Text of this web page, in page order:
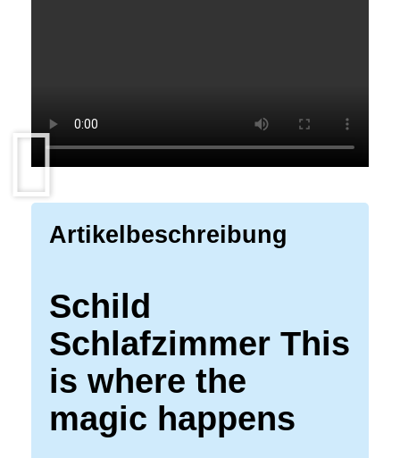
Artikelbeschreibung
Schild
Schlafzimmer This
is where the
magic happens